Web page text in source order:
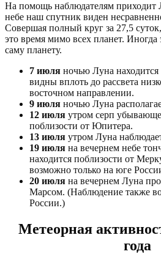
На помощь наблюдателям приходит
небе наш спутник виден
Совершая полный круг за 27,5
это время мимо всех планет. Иногда
саму планету.
7 июля ночью Луна находится
видны вплоть до рассвета
восточном направлении.
9 июля ночью Луна
12 июля утром серп
поблизости от Юпитера.
13 июля утром Луна
19 июля на вечернем небе
находится поблизости от
возможно только на юге
20 июля на вечернем Луна
Марсом. (Наблюдение также
России.)
Метеорная
года